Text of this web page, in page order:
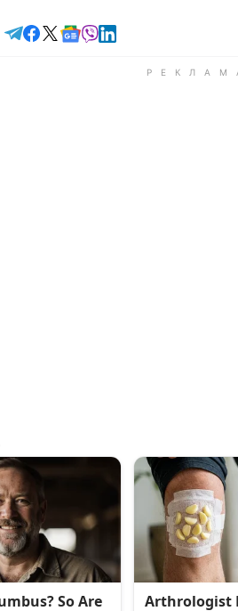
Читайте в Telegram
Читайте в Facebook
Читайте в X
Читайте в Google news
Читайте в Viber
Читайте в LinkedIn